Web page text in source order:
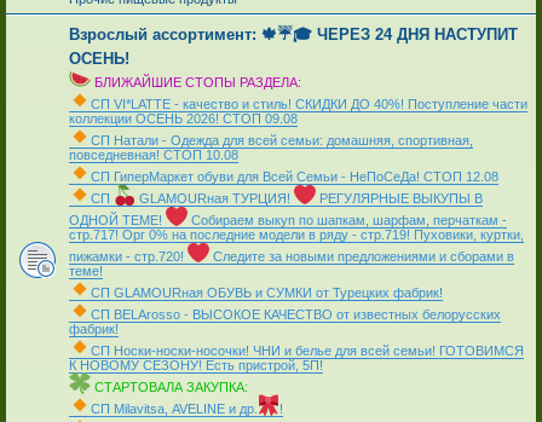
Взрослый ассортимент: 🍁☔🎓 ЧЕРЕЗ 24 ДНЯ НАСТУПИТ
ОСЕНЬ!
БЛИЖАЙШИЕ СТОПЫ РАЗДЕЛА:
СП VI*LATTE - качество и стиль! СКИДКИ ДО 40%! Поступление части
коллекции ОСЕНЬ 2026! СТОП 09.08
СП Натали - Одежда для всей семьи: домашняя, спортивная,
повседневная! СТОП 10.08
СП ГиперМаркет обуви для Всей Семьи - НеПоСеДа! СТОП 12.08
СП
GLAMOURная ТУРЦИЯ!
РЕГУЛЯРНЫЕ ВЫКУПЫ В
ОДНОЙ ТЕМЕ!
Собираем выкуп по шапкам, шарфам, перчаткам -
стр.717! Орг 0% на последние модели в ряду - стр.719! Пуховики, куртки,
пижамки - стр.720!
Следите за новыми предложениями и сборами в
теме!
СП GLAMOURная ОБУВЬ и СУМКИ от Турецких фабрик!
СП ВЕLАrosso - ВЫСОКОЕ КАЧЕСТВО от известных белорусских
фабрик!
СП Носки-носки-носочки! ЧНИ и белье для всей семьи! ГОТОВИМСЯ
К НОВОМУ СЕЗОНУ! Есть пристрой, 5П!
СТАРТОВАЛА ЗАКУПКА:
СП Мilavitsа, AVELINE и др.
!